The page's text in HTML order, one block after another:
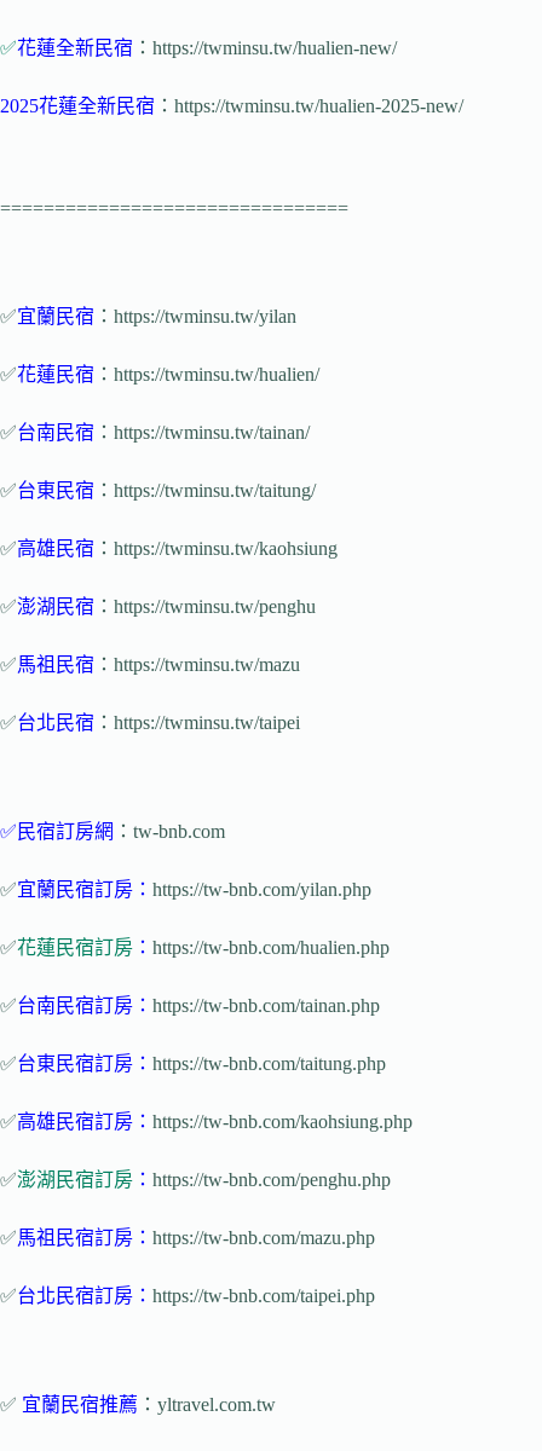
✅花蓮全新民宿 ：https://twminsu.tw/hualien-new/
2025花蓮全新民宿 ：https://twminsu.tw/hualien-2025-new/
================================
✅宜蘭民宿 ：https://twminsu.tw/yilan
✅花蓮民宿 ：https://twminsu.tw/hualien/
✅台南民宿 ：https://twminsu.tw/tainan/
✅台東民宿 ：https://twminsu.tw/taitung/
✅高雄民宿 ：https://twminsu.tw/kaohsiung
✅澎湖民宿 ：https://twminsu.tw/penghu
✅馬祖民宿 ：https://twminsu.tw/mazu
✅台北民宿 ：https://twminsu.tw/taipei
✅ 民宿訂房網 ：tw-bnb.com
✅宜蘭民宿訂房 ： https://tw-bnb.com/yilan.php
✅花蓮民宿訂房 ： https://tw-bnb.com/hualien.php
✅台南民宿訂房 ： https://tw-bnb.com/tainan.php
✅台東民宿訂房 ： https://tw-bnb.com/taitung.php
✅高雄民宿訂房 ： https://tw-bnb.com/kaohsiung.php
✅澎湖民宿訂房 ： https://tw-bnb.com/penghu.php
✅馬祖民宿訂房： https://tw-bnb.com/mazu.php
✅台北民宿訂房 ： https://tw-bnb.com/taipei.php
✅ 宜蘭民宿推薦 ：yltravel.com.tw